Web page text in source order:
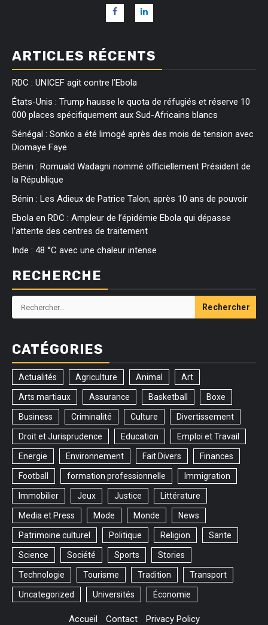
ARTICLES RÉCENTS
RDC : UNICEF agit contre l’Ebola
États-Unis : Trump hausse le quota de réfugiés et réserve 10
000 places spécifiquement aux Sud-Africains blancs
Sénégal : Sonko a été limogé après des mois de tension avec
Diomaye Faye
Bénin : Romuald Wadagni nommé officiellement Président de
la République
Bénin : Les Adieux de Patrice Talon, après 10 ans de pouvoir
Ebola en RDC : Ampleur de l’épidémie Ebola qui dépasse
l’attente des centres de traitement
Inde : 48 °C avec une chaleur intense
RECHERCHE
Rechercher :
CATÉGORIES
Actualités Agriculture Animal Art
Arts martiaux Assurance Basketball Boxe
Business Criminalité Culture Divertissement
Droit et Jurisprudence Education Emploi et Travail
Energie Environnement Fait Divers Finances
Football formation professionnelle Immigration
Immobilier Jeux Justice Littérature
Media et Press Mode Monde News
Patrimoine culturel Politique Religion Sante
Science Société Sports Stories
Technologie Tourisme Tradition Transport
Uncategorized Universités Économie
Accueil Contact Privacy Policy